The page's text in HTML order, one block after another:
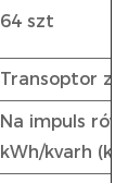
64 szt
Transoptor z
Na impuls
kWh/kvarh